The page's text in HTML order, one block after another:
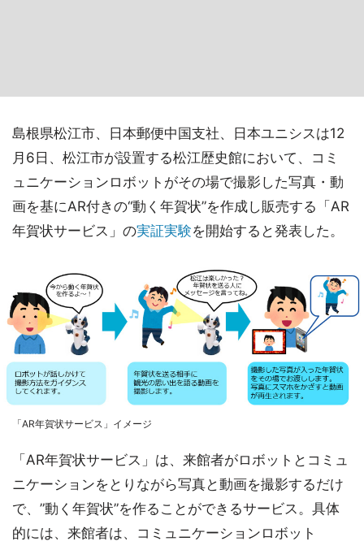
島根県松江市、日本郵便中国支社、日本ユニシスは12
月6日、松江市が設置する松江歴史館において、コミ
ュニケーションロボットがその場で撮影した写真・動
画を基にAR付きの“動く年賀状”を作成し販売する「AR
年賀状サービス」の実証実験を開始すると発表した。
「AR年賀状サービス」イメージ
「AR年賀状サービス」は、来館者がロボットとコミュ
ニケーションをとりながら写真と動画を撮影するだけ
で、”動く年賀状”を作ることができるサービス。具体
的には、来館者は、コミュニケーションロボット